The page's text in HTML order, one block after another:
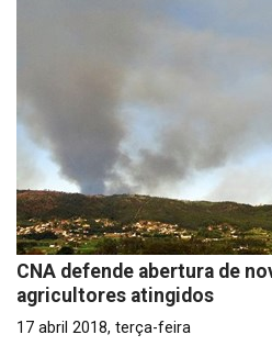
CNA defende abertura de
agricultores atingidos
17 abril 2018, terça-feira